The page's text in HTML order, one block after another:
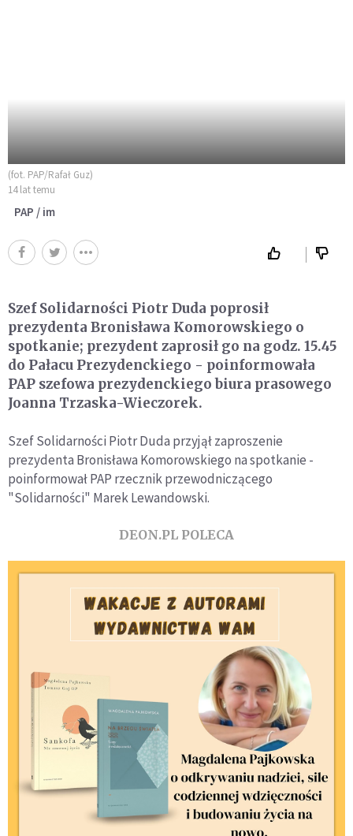
(fot. PAP/Rafał Guz)
14 lat temu
PAP / im
Szef Solidarności Piotr Duda poprosił
prezydenta Bronisława Komorowskiego o
spotkanie; prezydent zaprosił go na godz. 15.45
do Pałacu Prezydenckiego - poinformowała
PAP szefowa prezydenckiego biura prasowego
Joanna Trzaska-Wieczorek.
Szef Solidarności Piotr Duda przyjął zaproszenie
prezydenta Bronisława Komorowskiego na spotkanie -
poinformował PAP rzecznik przewodniczącego
"Solidarności" Marek Lewandowski.
DEON.PL POLECA